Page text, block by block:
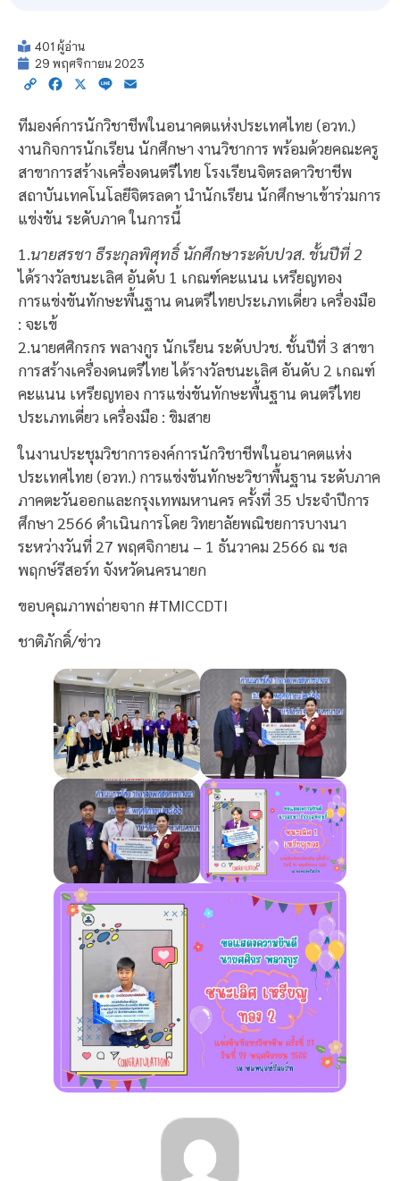
401 ผู้อ่าน
29 พฤศจิกายน 2023
Copy Facebook
X Line
ทีมองค์การนักวิชาชีพในอนาคตแห่งประเทศไทย (อวท.)
งานกิจการนักเรียน นักศึกษา งานวิชาการ พร้อมด้วยคณะครู
สาขาการสร้างเครื่องดนตรีไทย โรงเรียนจิตรลดาวิชาชีพ
สถาบันเทคโนโลยีจิตรลดา นำนักเรียน นักศึกษาเข้าร่วมการ
แข่งขัน ระดับภาค ในการนี้
1.นายสรชา ธีระกุลพิศุทธิ์ นักศึกษาระดับปวส. ชั้นปีที่ 2
ได้รางวัลชนะเลิศ อันดับ 1 เกณฑ์คะแนน เหรียญทอง
การแข่งขันทักษะพื้นฐาน ดนตรีไทยประเภทเดี่ยว เครื่องมือ
: จะเข้
2.นายศศิกรกร พลางกูร นักเรียน ระดับปวช. ชั้นปีที่ 3 สาขา
การสร้างเครื่องดนตรีไทย ได้รางวัลชนะเลิศ อันดับ 2 เกณฑ์
คะแนน เหรียญทอง การแข่งขันทักษะพื้นฐาน ดนตรีไทย
ประเภทเดี่ยว เครื่องมือ : ขิมสาย
ในงานประชุมวิชาการองค์การนักวิชาชีพในอนาคตแห่ง
ประเทศไทย (อวท.) การแข่งขันทักษะวิชาพื้นฐาน ระดับภาค
ภาคตะวันออกและกรุงเทพมหานคร ครั้งที่ 35 ประจำปีการ
ศึกษา 2566 ดำเนินการโดย วิทยาลัยพณิชยการบางนา
ระหว่างวันที่ 27 พฤศจิกายน – 1 ธันวาคม 2566 ณ ชล
พฤกษ์รีสอร์ท จังหวัดนครนายก
ขอบคุณภาพถ่ายจาก #TMICCDTI
ชาติภักดิ์/ข่าว